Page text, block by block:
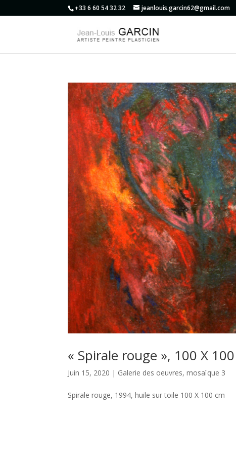
+33 6 60 54 32 32 jeanlouis.garcin62@gmail.com
« Spirale rouge », 100 X
Juin 15, 2020 | Galerie des oeuvres,mosaïque 3
Spirale rouge, 1994, huile sur toile 100 X 100 cm